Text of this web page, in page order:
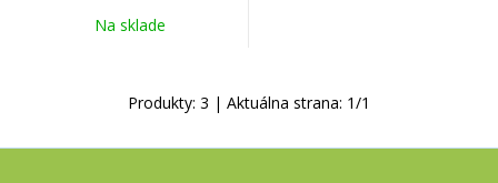
Na sklade
Produkty: 3 | Aktuálna strana: 1/1